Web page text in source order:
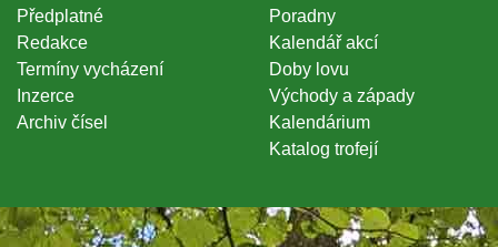
Předplatné
Redakce
Termíny vycházení
Inzerce
Archiv čísel
Poradny
Kalendář akcí
Doby lovu
Východy a západy
Kalendárium
Katalog trofejí